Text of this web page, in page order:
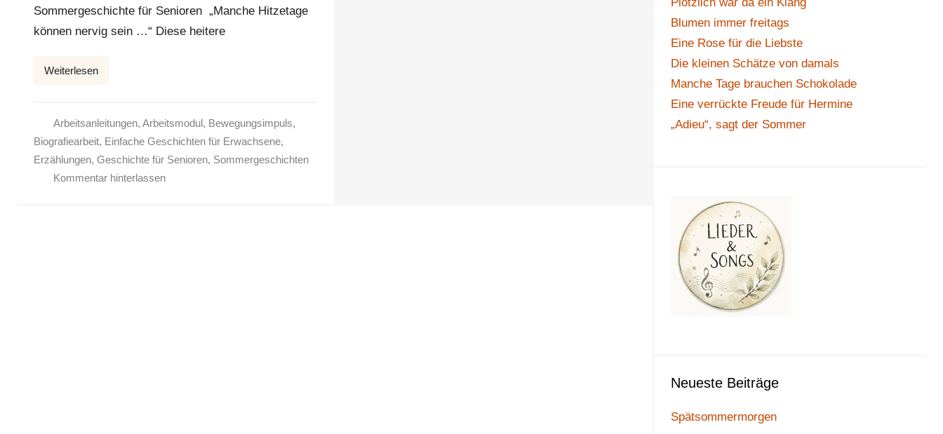
E
l
Sommergeschichte für Senioren „Manche Hitzetage
können nervig sein …“ Diese heitere
Weiterlesen
Arbeitsanleitungen, Arbeitsmodul, Bewegungsimpuls,
Biografiearbeit, Einfache Geschichten für Erwachsene,
Erzählungen, Geschichte für Senioren, Sommergeschichten
Kommentar hinterlassen
Blumen immer freitags
Eine Rose für die Liebste
Die kleinen Schätze von damals
Manche Tage brauchen Schokolade
Eine verrückte Freude für Hermine
„Adieu“, sagt der Sommer
Neueste Beiträge
Spätsommermorgen